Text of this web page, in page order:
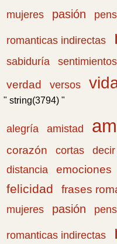
mujeres
pasión
romanticas indirectas
sabiduría sentimientos
verdad
versos
" string(3794) "
alegría amistad
corazón
cortas
distancia emociones
felicidad frases
mujeres
pasión
romanticas indirectas